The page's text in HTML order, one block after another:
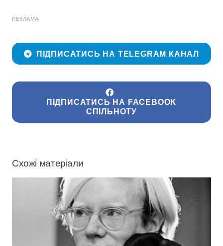
РЕКЛАМА
ПІДПИСАТИСЬ НА TELEGRAM КАНАЛ
ПІДПИСАТИСЬ НА FACEBOOK
СПІЛЬНОТУ
Схожі матеріали